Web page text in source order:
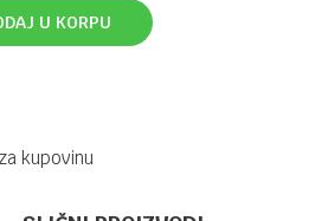
U KORPU
kupovinu